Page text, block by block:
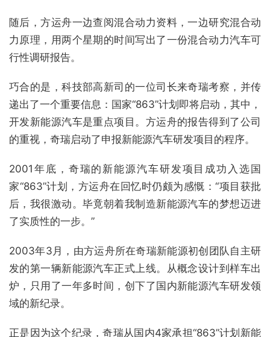
随后，方运舟一边查阅混合动力资料，一边研究混合动
力原理，用两个星期的时间写出了一份混合动力汽车可
行性调研报告。
巧合的是，科技部高新司的一位司长来奇瑞考察，并传
递出了一个重要信息：国家“863”计划即将启动，其中，
开发新能源汽车是重点项目。方运舟的报告得到了公司
的重视，奇瑞启动了申报新能源汽车研发项目的程序。
2001年底，奇瑞的新能源汽车研发项目成功入选国
家“863”计划，方运舟在回忆时仍颇为感慨：“项目获批
后，我很激动。毕竟朝着我制造新能源汽车的梦想迈进
了实质性的一步。”
2003年3月，由方运舟所在奇瑞新能源初创团队自主研
发的第一辆新能源汽车正式上线。从概念设计到样车出
炉，只用了一年多时间，创下了国内新能源汽车研发领
域的新纪录。
正是因为这个纪录，奇瑞从国内4家承担“863”计划新能